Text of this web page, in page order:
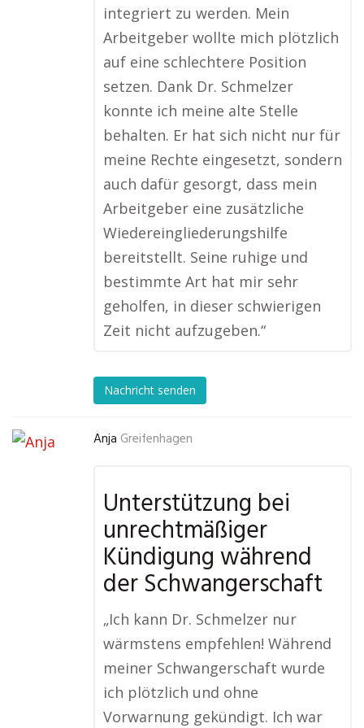
integriert zu werden. Mein
Arbeitgeber wollte mich plötzlich
auf eine schlechtere Position
setzen. Dank Dr. Schmelzer
konnte ich meine alte Stelle
behalten. Er hat sich nicht nur für
meine Rechte eingesetzt, sondern
auch dafür gesorgt, dass mein
Arbeitgeber eine zusätzliche
Wiedereingliederungshilfe
bereitstellt. Seine ruhige und
bestimmte Art hat mir sehr
geholfen, in dieser schwierigen
Zeit nicht aufzugeben.“
Nachricht senden
Anja Greifenhagen
Unterstützung bei
unrechtmäßiger
Kündigung während
der Schwangerschaft
„Ich kann Dr. Schmelzer nur
wärmstens empfehlen! Während
meiner Schwangerschaft wurde
ich plötzlich und ohne
Vorwarnung gekündigt. Ich war